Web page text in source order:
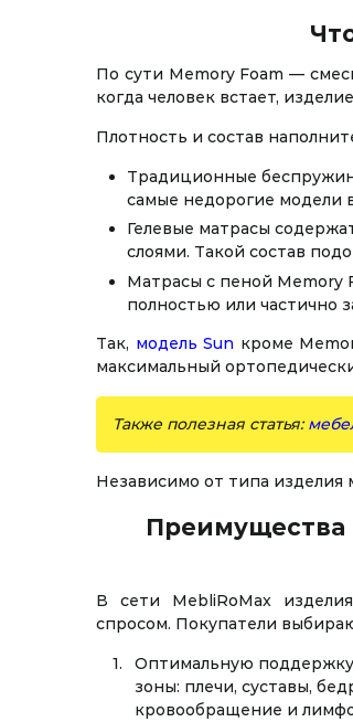
По сути Memory Foam —
когда человек встает,
Плотность и состав
Традиционные
самые недорогие модели
Гелевые матрасы
слоями. Такой состав
Матрасы с пеной Memory
полностью или частично
Так, модель Sun кроме
максимальный
Также полезная статья:
Независимо от типа изделия
Преимущества
В сети MebliRoMax
спросом. Покупатели
Оптимальную поддержку
зоны: плечи, суставы,
кровообращение и